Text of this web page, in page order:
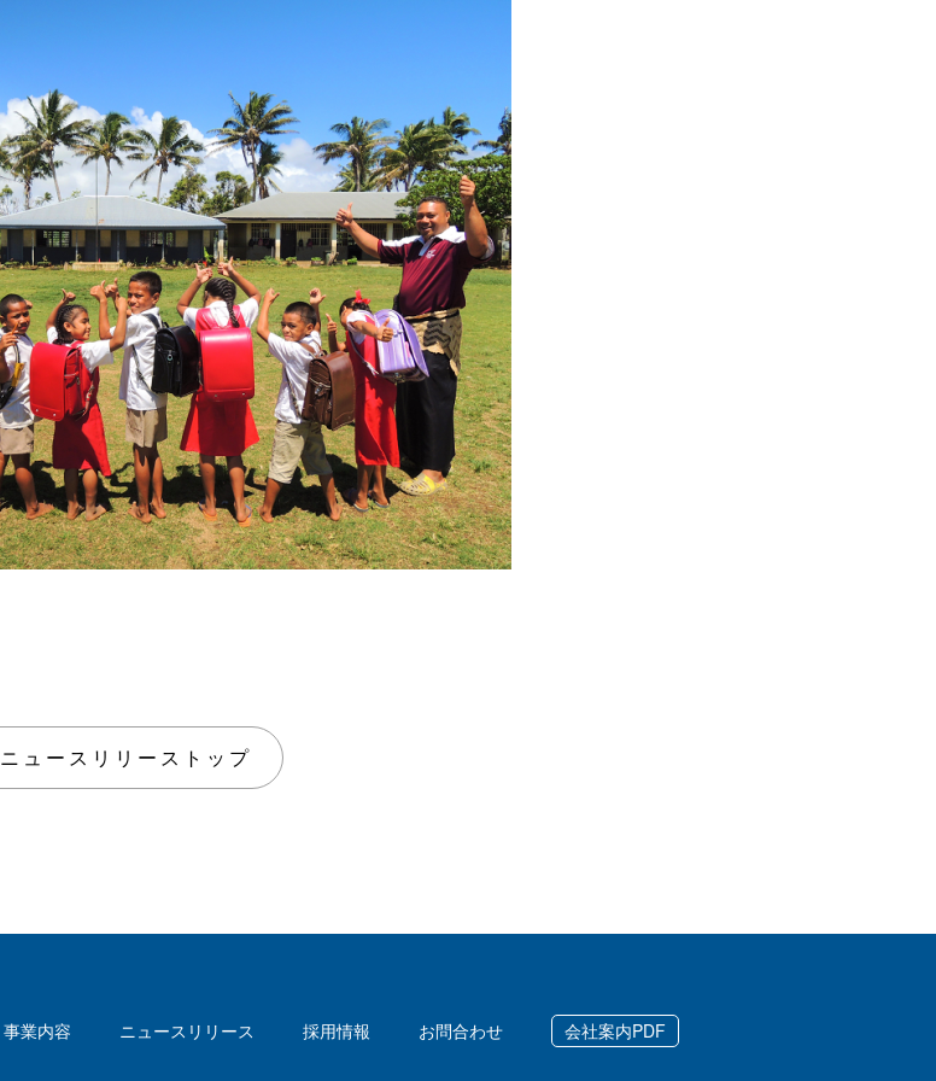
ニュースリリーストップ
事業内容 ニュースリリース 採用情報 お問合わせ 会社案内PDF